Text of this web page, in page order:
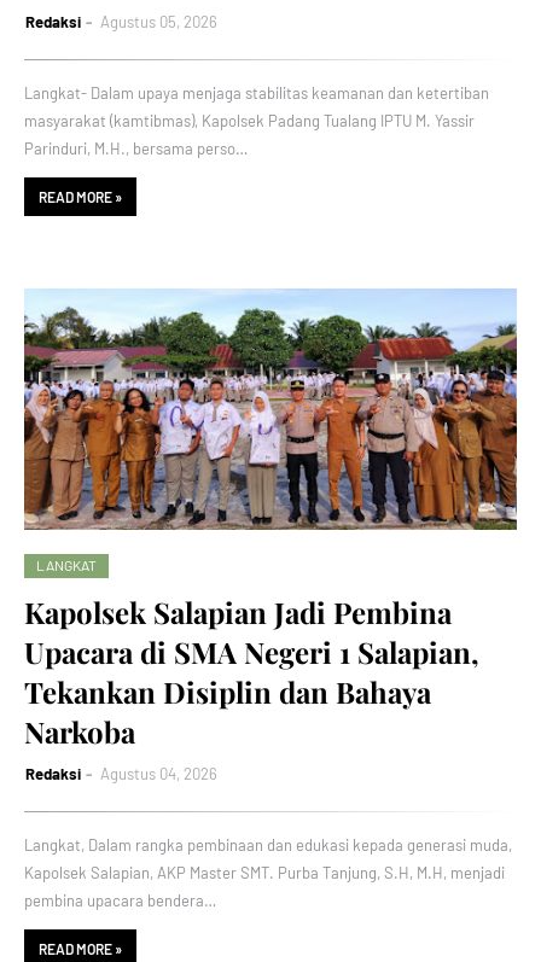
Redaksi Agustus 05, 2026
Langkat- Dalam upaya menjaga stabilitas keamanan dan ketertiban
masyarakat (kamtibmas), Kapolsek Padang Tualang IPTU M. Yassir
Parinduri, M.H., bersama perso…
READ MORE »
LANGKAT
Kapolsek Salapian Jadi Pembina
Upacara di SMA Negeri 1 Salapian,
Tekankan Disiplin dan Bahaya
Narkoba
Redaksi Agustus 04, 2026
Langkat, Dalam rangka pembinaan dan edukasi kepada generasi muda,
Kapolsek Salapian, AKP Master SMT. Purba Tanjung, S.H, M.H, menjadi
pembina upacara bendera…
READ MORE »